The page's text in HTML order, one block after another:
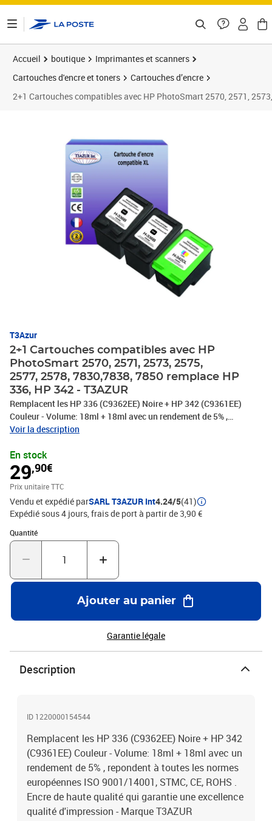
Accueil boutique
Imprimantes et scanners
Cartouches d'encre et toners
Cartouches d’encre
2+1 Cartouches compatibles avec HP PhotoSmart 2570, 2571,
T3Azur
2+1 Cartouches compatibles avec HP
PhotoSmart 2570, 2571, 2573, 2575,
2577, 2578, 7830,7838, 7850 remplace HP
336, HP 342 - T3AZUR
Remplacent les HP 336 (C9362EE) Noire + HP 342 (C9361EE)
Couleur - Volume: 18ml + 18ml avec un rendement de 5% ,
repondent à toutes les normes européennes ISO 9001/14001,
excellence qualité d'impression - Marque T3AZUR
Voir la description
En stock
29,90€
Prix unitaire TTC
Vendu et expédié parSARL T3AZUR Int4.24/5(41)
Expédié sous 4 jours, frais de port à partir de 3,90 €
Quantité
Quantité : 1
Ajouter au panier
Garantie légale
Description
ID 1220000154544
Remplacent les HP 336 (C9362EE) Noire + HP 342
(C9361EE) Couleur - Volume: 18ml + 18ml avec un
rendement de 5% , repondent à toutes les normes
européennes ISO 9001/14001, STMC, CE, ROHS .
Encre de haute qualité qui garantie une excellence
qualité d'impression - Marque T3AZUR